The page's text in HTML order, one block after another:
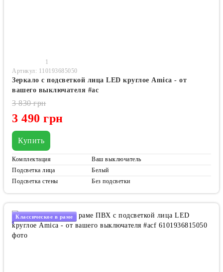
1
Артикул: 110193685050
Зеркало с подсветкой лица LED круглое Amica - от
вашего выключателя #ac
3 490 грн
3 830 грн
Купить
Комплектация
Ваш выключатель
Подсветка лица
Белый
Подсветка стены
Без подсветки
Классическое в раме